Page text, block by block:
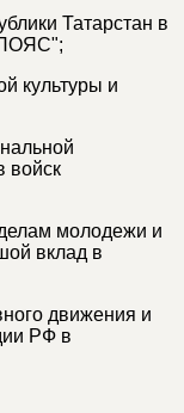
Татарстан в
ПОЯС";
культуры и
войск
молодежи и
вклад в
движения и
РФ в